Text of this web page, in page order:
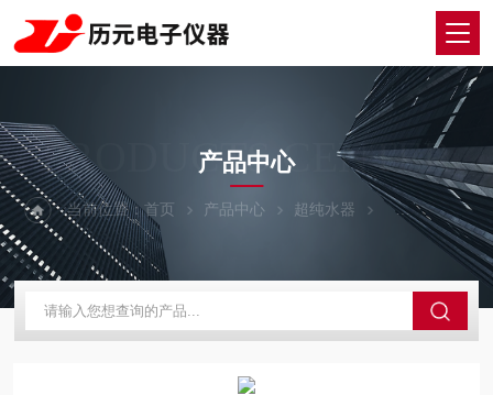
PRODUCTS CENTER
产品中心
当前位置：首页 产品中心 超纯水器 UPW-20N超纯